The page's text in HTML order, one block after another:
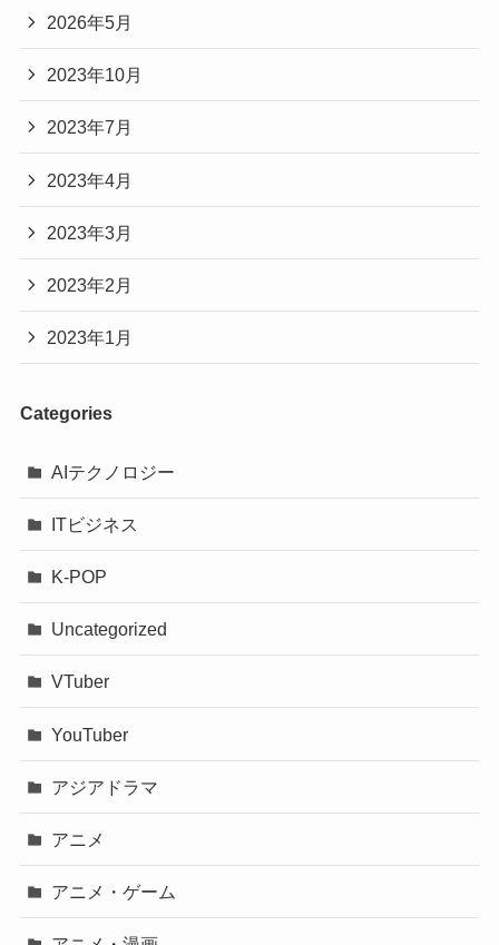
2026年5月
2023年10月
2023年7月
2023年4月
2023年3月
2023年2月
2023年1月
Categories
AIテクノロジー
ITビジネス
K-POP
Uncategorized
VTuber
YouTuber
アジアドラマ
アニメ
アニメ・ゲーム